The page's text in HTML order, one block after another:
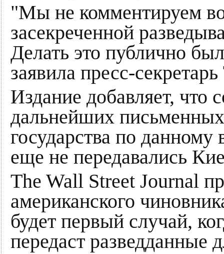
"Мы не комментируем
засекреченной
Делать это публично
заявила пресс-
Издание добавляет, что
дальнейших
государства по
еще не передавались
The Wall Street Journal
американского
будет первый случай,
передаст разведданные